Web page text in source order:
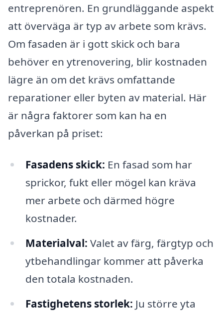
entreprenören. En grundläggande aspekt
att överväga är typ av arbete som krävs.
Om fasaden är i gott skick och bara
behöver en ytrenovering, blir kostnaden
lägre än om det krävs omfattande
reparationer eller byten av material. Här
är några faktorer som kan ha en
påverkan på priset:
Fasadens skick: En fasad som har
sprickor, fukt eller mögel kan kräva
mer arbete och därmed högre
kostnader.
Materialval: Valet av färg, färgtyp och
ytbehandlingar kommer att påverka
den totala kostnaden.
Fastighetens storlek: Ju större yta